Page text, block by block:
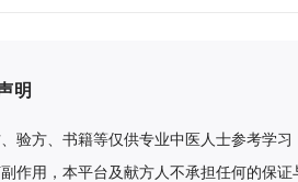
明
验方、书籍等仅供专业中医人士参考学习
作用，本平台及献方人不承担任何的保证